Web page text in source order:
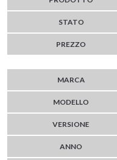
STATO
PREZZO
MARCA
MODELLO
VERSIONE
ANNO